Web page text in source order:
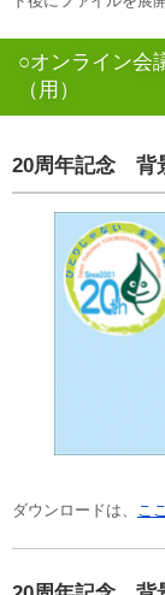
○オンライン会
（用）
20周年記念 背
ダウンロードは、 ここ